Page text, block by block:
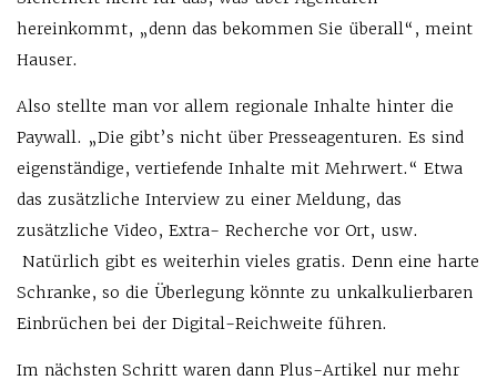
hereinkommt, „denn das bekommen Sie überall“, meint
Hauser.
Also stellte man vor allem regionale Inhalte hinter die
Paywall. „Die gibt’s nicht über Presseagenturen. Es sind
eigenständige, vertiefende Inhalte mit Mehrwert.“ Etwa
das zusätzliche Interview zu einer Meldung, das
zusätzliche Video, Extra- Recherche vor Ort, usw.
Natürlich gibt es weiterhin vieles gratis. Denn eine harte
Schranke, so die Überlegung könnte zu unkalkulierbaren
Einbrüchen bei der Digital-Reichweite führen.
Im nächsten Schritt waren dann Plus-Artikel nur mehr